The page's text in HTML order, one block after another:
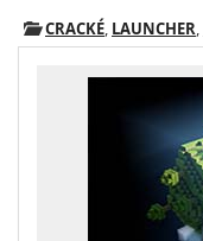
CRACKÉ, LAUNCHER,